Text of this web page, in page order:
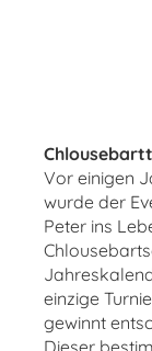
Vor einigen
wurde der
Peter ins
einzige
gewinnt
Dieser